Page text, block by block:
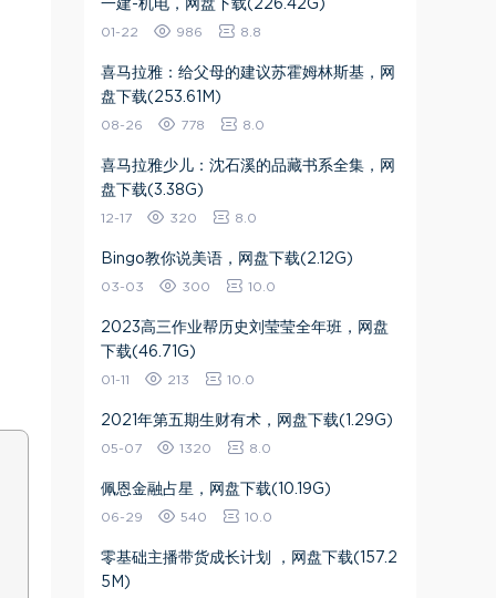
一建-机电，网盘下载(226.42G)
01-22 986 8.8
喜马拉雅：给父母的建议苏霍姆林斯基，网
盘下载(253.61M)
08-26 778 8.0
喜马拉雅少儿：沈石溪的品藏书系全集，网
盘下载(3.38G)
12-17 320 8.0
Bingo教你说美语，网盘下载(2.12G)
03-03 300 10.0
2023高三作业帮历史刘莹莹全年班，网盘
下载(46.71G)
01-11 213 10.0
2021年第五期生财有术，网盘下载(1.29G)
05-07 1320 8.0
佩恩金融占星，网盘下载(10.19G)
06-29 540 10.0
零基础主播带货成长计划 ，网盘下载(157.2
5M)